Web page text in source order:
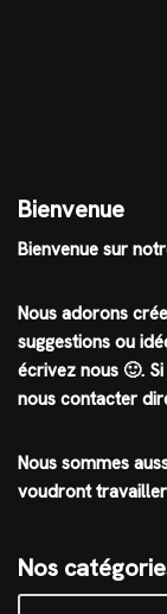
Bienvenue
Bienvenue sur
Nous adorons
suggestions ou
écrivez nous 🙂.
nous contacter
Nous sommes
voudront
Nos